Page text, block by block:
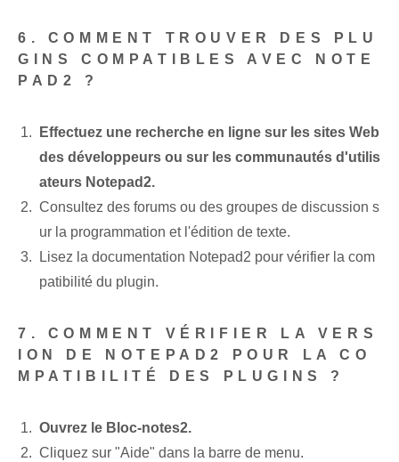
6. COMMENT TROUVER DES PLU
GINS COMPATIBLES AVEC NOTE
PAD2 ?
Effectuez une recherche en ligne sur les sites Web
des développeurs ou sur les communautés d'utilis
ateurs Notepad2.
Consultez des forums ou des groupes de discussion s
ur la programmation et l'édition de texte.
Lisez la documentation Notepad2 pour vérifier la com
patibilité du plugin.
7. COMMENT ‌VÉRIFIER​ LA VERS
ION DE NOTEPAD2 ‍POUR ‌LA CO
MPATIBILITÉ DES PLUGINS ?
Ouvrez⁢ le Bloc-notes2.
Cliquez sur "Aide" dans la barre de menu.